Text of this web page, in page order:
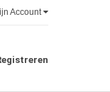
Account